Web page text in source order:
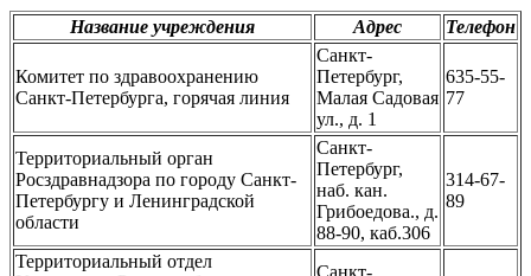
Название учреждения Адрес Телефон
Комитет по здравоохранению
Санкт-Петербурга, горячая линия
Санкт-
Петербург,
Малая Садовая
ул., д. 1
635-55-
77
Территориальный орган
Росздравнадзора по городу Санкт-
Петербургу и Ленинградской
области
Санкт-
Петербург,
наб. кан.
Грибоедова., д.
88-90, каб.306
314-67-
89
Территориальный отдел